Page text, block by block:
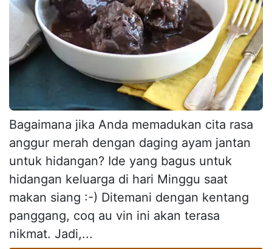
Bagaimana jika Anda memadukan cita rasa
anggur merah dengan daging ayam jantan
untuk hidangan? Ide yang bagus untuk
hidangan keluarga di hari Minggu saat
makan siang :-) Ditemani dengan kentang
panggang, coq au vin ini akan terasa
nikmat. Jadi,...